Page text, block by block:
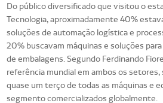
Do público diversificado que visitou o
Tecnologia, aproximadamente 40%
soluções de automação logística e
20% buscavam máquinas e soluções
de embalagens. Segundo Ferdinando
referência mundial em ambos os
quase um terço de todas as máquinas e
segmento comercializados globalmente.